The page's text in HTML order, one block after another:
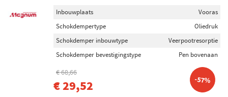
Inbouwplaats
Vooras
Schokdempertype
Oliedruk
Schokdemper inbouwtype
Veerpootresorptie
Schokdemper bevestigingstype
Pen bovenaan
€ 68,66
€ 29,52 -57%